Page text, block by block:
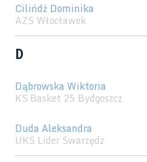
Cilińdź Dominika
AZS Włocławek
D
Dąbrowska Wiktoria
KS Basket 25 Bydgoszcz
Duda Aleksandra
UKS Lider Swarzędz